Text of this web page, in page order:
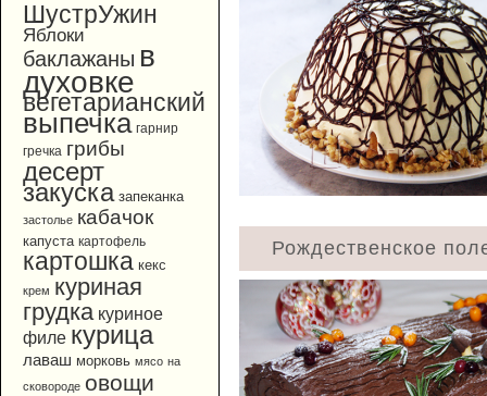
ШустрУжин
Яблоки
баклажаны в
духовке
вегетарианский
выпечка гарнир
гречка грибы
десерт
закуска запеканка
застолье кабачок
капуста картофель
картошка кекс
крем куриная
грудка куриное
филе курица
лаваш морковь мясо на
сковороде овощи
Рождественское